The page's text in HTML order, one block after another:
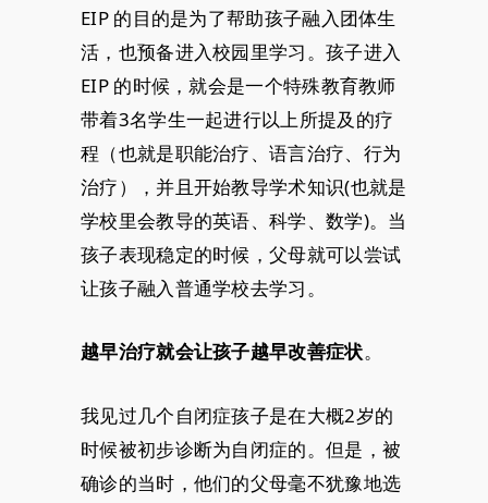
EIP 的目的是为了帮助孩子融入团体生
活，也预备进入校园里学习。孩子进入
EIP 的时候，就会是一个特殊教育教师
带着3名学生一起进行以上所提及的疗
程（也就是职能治疗、语言治疗、行为
治疗），并且开始教导学术知识(也就是
学校里会教导的英语、科学、数学)。当
孩子表现稳定的时候，父母就可以尝试
让孩子融入普通学校去学习。
越早治疗就会让孩子越早改善症状。
我见过几个自闭症孩子是在大概2岁的
时候被初步诊断为自闭症的。但是，被
确诊的当时，他们的父母毫不犹豫地选